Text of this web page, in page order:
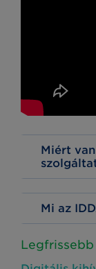
Miért
Mi az